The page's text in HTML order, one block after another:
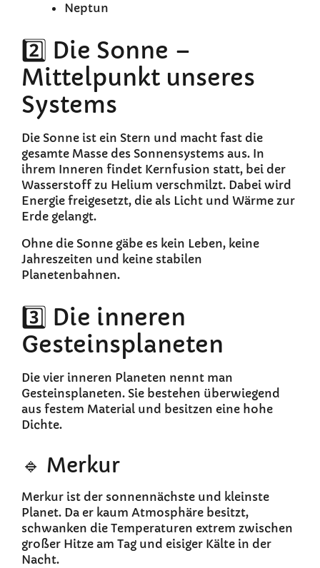
Neptun
2️⃣ Die Sonne –
Mittelpunkt unseres
Systems
Die Sonne ist ein Stern und macht fast die
gesamte Masse des Sonnensystems aus. In
ihrem Inneren findet Kernfusion statt, bei der
Wasserstoff zu Helium verschmilzt. Dabei wird
Energie freigesetzt, die als Licht und Wärme zur
Erde gelangt.
Ohne die Sonne gäbe es kein Leben, keine
Jahreszeiten und keine stabilen
Planetenbahnen.
3️⃣ Die inneren
Gesteinsplaneten
Die vier inneren Planeten nennt man
Gesteinsplaneten. Sie bestehen überwiegend
aus festem Material und besitzen eine hohe
Dichte.
🔹 Merkur
Merkur ist der sonnennächste und kleinste
Planet. Da er kaum Atmosphäre besitzt,
schwanken die Temperaturen extrem zwischen
großer Hitze am Tag und eisiger Kälte in der
Nacht.